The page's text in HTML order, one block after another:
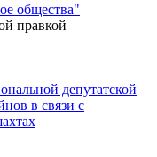
общества"
правкой
депутатской
в связи с